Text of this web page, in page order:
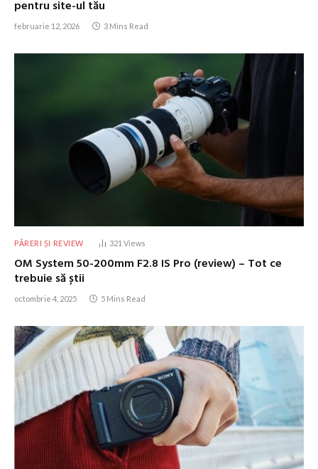
pentru site-ul tău
februarie 12, 2026 3 Mins Read
PĂRERI ȘI REVIEW 321 Views
OM System 50-200mm F2.8 IS Pro (review) – Tot ce
trebuie să știi
octombrie 4, 2025 5 Mins Read